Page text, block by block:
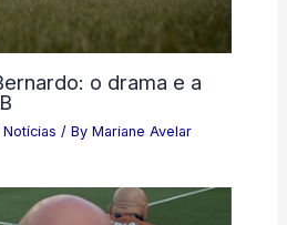
o drama e a
Notícias / By Mariane Avelar